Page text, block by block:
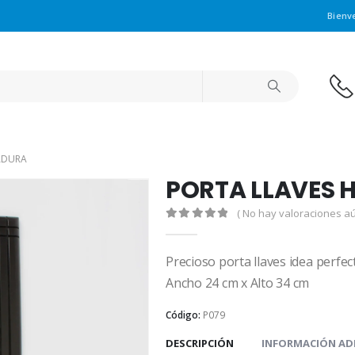
PORTA LLAVES
( No hay valoraciones
Precioso porta llaves idea
Ancho 24 cm x Alto 34 cm
Código: P079
DESCRIPCIÓN INFORMACIÓN